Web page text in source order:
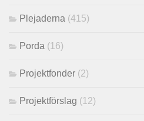
Plejaderna (415)
Porda (16)
Projektfonder (2)
Projektförslag (12)